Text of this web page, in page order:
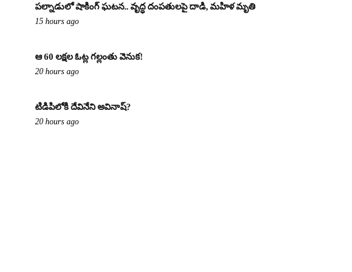
పల్నాడులో షాకింగ్ ఘటన.. వృద్ధ దంపతులపై దాడి, మహిళ మృతి
15 hours ago
ఆ 60 లక్షల ఓట్ల గల్లంతు వెనుక!
20 hours ago
టిడిపిలోకి దేవినేని అవినాష్?
20 hours ago